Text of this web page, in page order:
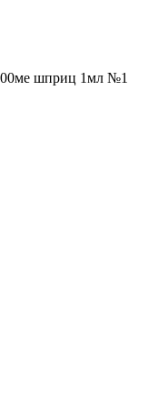
шприц 1мл №1